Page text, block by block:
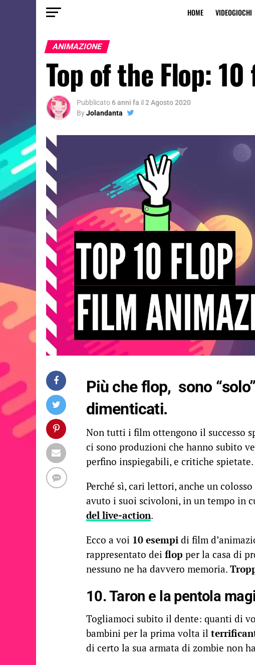
HOME VIDEOGIOCHI
ANIMAZIONE
Top of the Flop:
Pubblicato 6 anni fa il 2 Agosto 2020
ByJolandanta
Più che flop, sono
dimenticati.
Non tutti i film ottengono il successo
ci sono produzioni che hanno subito
perfino inspiegabili, e critiche spietate.
Perché sì, cari lettori, anche un
avuto i suoi scivoloni, in un tempo in
del live-action.
Ecco a voi 10 esempi di film
rappresentato dei flop per la casa di
nessuno ne ha davvero memoria.
10. Taron e la pentola
Togliamoci subito il dente: quanti di
bambini per la prima volta il
di certo la sua armata di zombie non